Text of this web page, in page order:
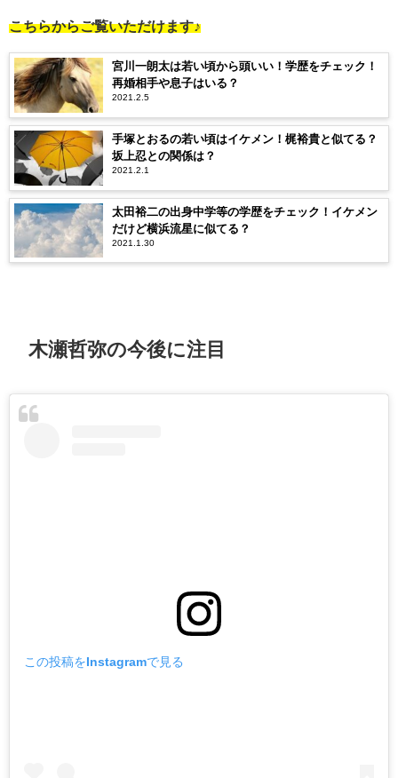
こちらからご覧いただけます♪
宮川一朗太は若い頃から頭いい！学歴をチェック！
再婚相手や息子はいる？
2021.2.5
手塚とおるの若い頃はイケメン！梶裕貴と似てる？
坂上忍との関係は？
2021.2.1
太田裕二の出身中学等の学歴をチェック！イケメン
だけど横浜流星に似てる？
2021.1.30
木瀬哲弥の今後に注目
この投稿をInstagramで見る